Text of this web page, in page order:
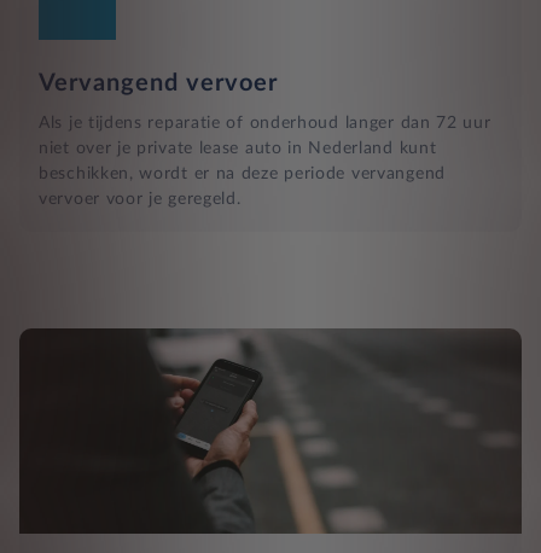
Vervangend vervoer
Als je tijdens reparatie of onderhoud langer dan 72 uur
niet over je private lease auto in Nederland kunt
beschikken, wordt er na deze periode vervangend
vervoer voor je geregeld.